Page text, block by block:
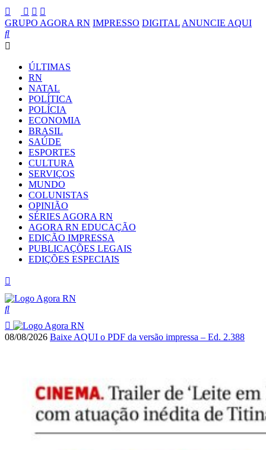
GRUPO AGORA RN IMPRESSO DIGITAL ANUNCIE AQUI
ÚLTIMAS
RN
NATAL
POLÍTICA
POLÍCIA
ECONOMIA
BRASIL
SAÚDE
ESPORTES
CULTURA
SERVIÇOS
MUNDO
COLUNISTAS
OPINIÃO
SÉRIES AGORA RN
AGORA RN EDUCAÇÃO
EDIÇÃO IMPRESSA
PUBLICAÇÕES LEGAIS
EDIÇÕES ESPECIAIS
08/08/2026 Baixe AQUI o PDF da versão impressa – Ed. 2.388